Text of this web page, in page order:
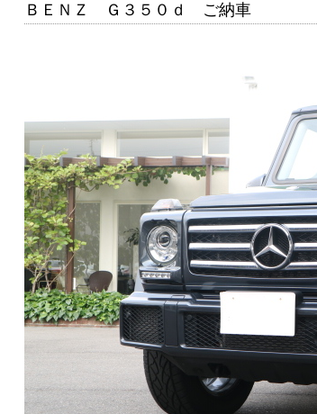
ＢＥＮＺ Ｇ３５０ｄ ご納車